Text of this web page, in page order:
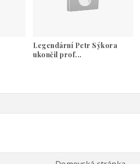
Legendární Petr Sýkora
ukončil prof...